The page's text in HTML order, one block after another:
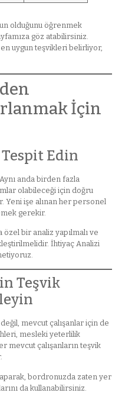
olduğunu öğrenmek
göz atabilirsiniz.
uygun teşvikleri belirliyor,
İçin
Edin
anda birden fazla
olabileceği için doğru
Yeni işe alınan her personel
gerekir.
bir analiz yapılmalı ve
İhtiyaç Analizi
Teşvik
mevcut çalışanlar için de
mesleki yeterlilik
mevcut çalışanların teşvik
bordronuzda zaten yer
da kullanabilirsiniz.